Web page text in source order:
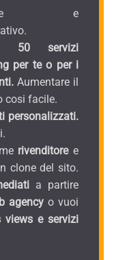
e
50 servizi
per te o per i
Aumentare il
cosi facile.
personalizzati.
rivenditoree
clone del sito.
a partire
agency o vuoi
views e servizi